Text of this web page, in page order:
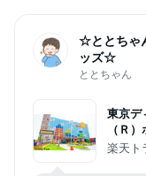
☆ととちゃ
ッズ☆
ととちゃん
東京デ
（Ｒ
楽天ト